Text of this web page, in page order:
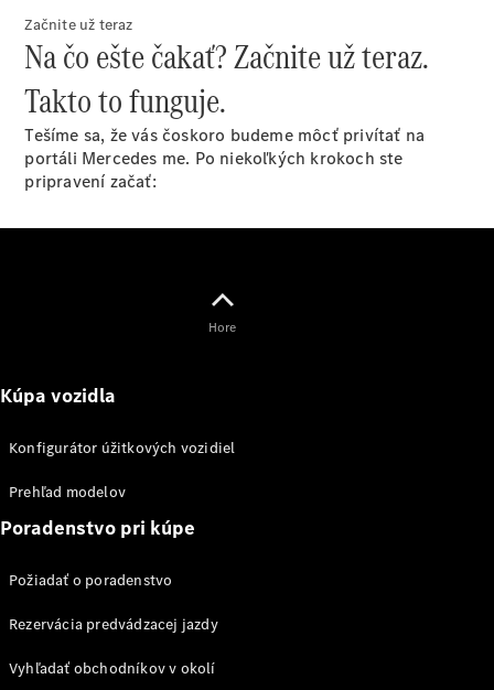
Jednokabína
eSprinter
Šasi -
Valník
Elektrické
Konfigurátor
úžitkových
eVito
Všetky
eVito
Skriňové
Elektrické
eVito
Tourer
Konfigurátor
vozidiel
Začnite už teraz
Na čo ešte čakať? Začnite už teraz.
Takto to funguje.
Tešíme sa, že vás čoskoro budeme môcť privítať na
portáli Mercedes me. Po niekoľkých krokoch ste
pripravení začať:
Hore
Kúpa vozidla
Konfigurátor úžitkových vozidiel
Prehľad modelov
Poradenstvo pri kúpe
Požiadať o poradenstvo
Rezervácia predvádzacej jazdy
Vyhľadať obchodníkov v okolí